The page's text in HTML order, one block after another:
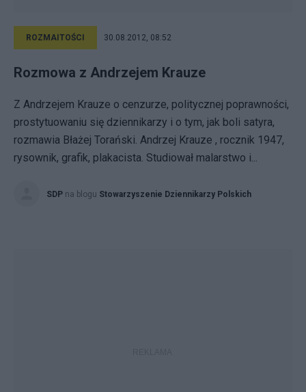
ROZMAITOŚCI 30.08.2012, 08:52
Rozmowa z Andrzejem Krauze
Z Andrzejem Krauze o cenzurze, politycznej poprawności,
prostytuowaniu się dziennikarzy i o tym, jak boli satyra,
rozmawia Błażej Torański. Andrzej Krauze , rocznik 1947,
rysownik, grafik, plakacista. Studiował malarstwo i...
SDP na blogu Stowarzyszenie Dziennikarzy Polskich